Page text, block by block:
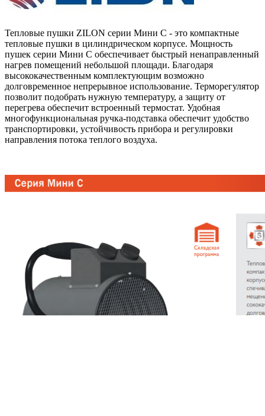
Тепловые пушки ZILON серии Мини С - это компактные
тепловые пушки в цилиндрическом корпусе. Мощность
пушек серии Мини С обеспечивает быстрый ненаправленный
нагрев помещений небольшой площади. Благодаря
высококачественным комплектующим возможно
долговременное непрерывное использование. Терморегулятор
позволит подобрать нужную температуру, а защиту от
перегрева обеспечит встроенный термостат. Удобная
многофункциональная ручка-подставка обеспечит удобство
транспортировки, устойчивость прибора и регулировки
направления потока теплого воздуха.